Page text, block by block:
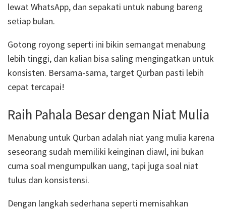
lewat WhatsApp, dan sepakati untuk nabung bareng
setiap bulan.
Gotong royong seperti ini bikin semangat menabung
lebih tinggi, dan kalian bisa saling mengingatkan untuk
konsisten. Bersama-sama, target Qurban pasti lebih
cepat tercapai!
Raih Pahala Besar dengan Niat Mulia
Menabung untuk Qurban adalah niat yang mulia karena
seseorang sudah memiliki keinginan diawl, ini bukan
cuma soal mengumpulkan uang, tapi juga soal niat
tulus dan konsistensi.
Dengan langkah sederhana seperti memisahkan